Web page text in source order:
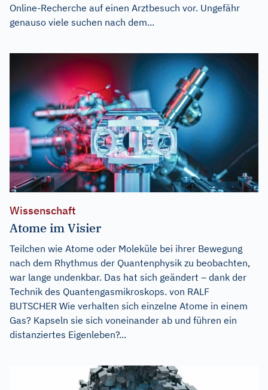
Online-Recherche auf einen Arztbesuch vor. Ungefähr
genauso viele suchen nach dem...
Wissenschaft
Atome im Visier
Teilchen wie Atome oder Moleküle bei ihrer Bewegung
nach dem Rhythmus der Quantenphysik zu beobachten,
war lange undenkbar. Das hat sich geändert – dank der
Technik des Quantengasmikroskops. von RALF
BUTSCHER Wie verhalten sich einzelne Atome in einem
Gas? Kapseln sie sich voneinander ab und führen ein
distanziertes Eigenleben?...